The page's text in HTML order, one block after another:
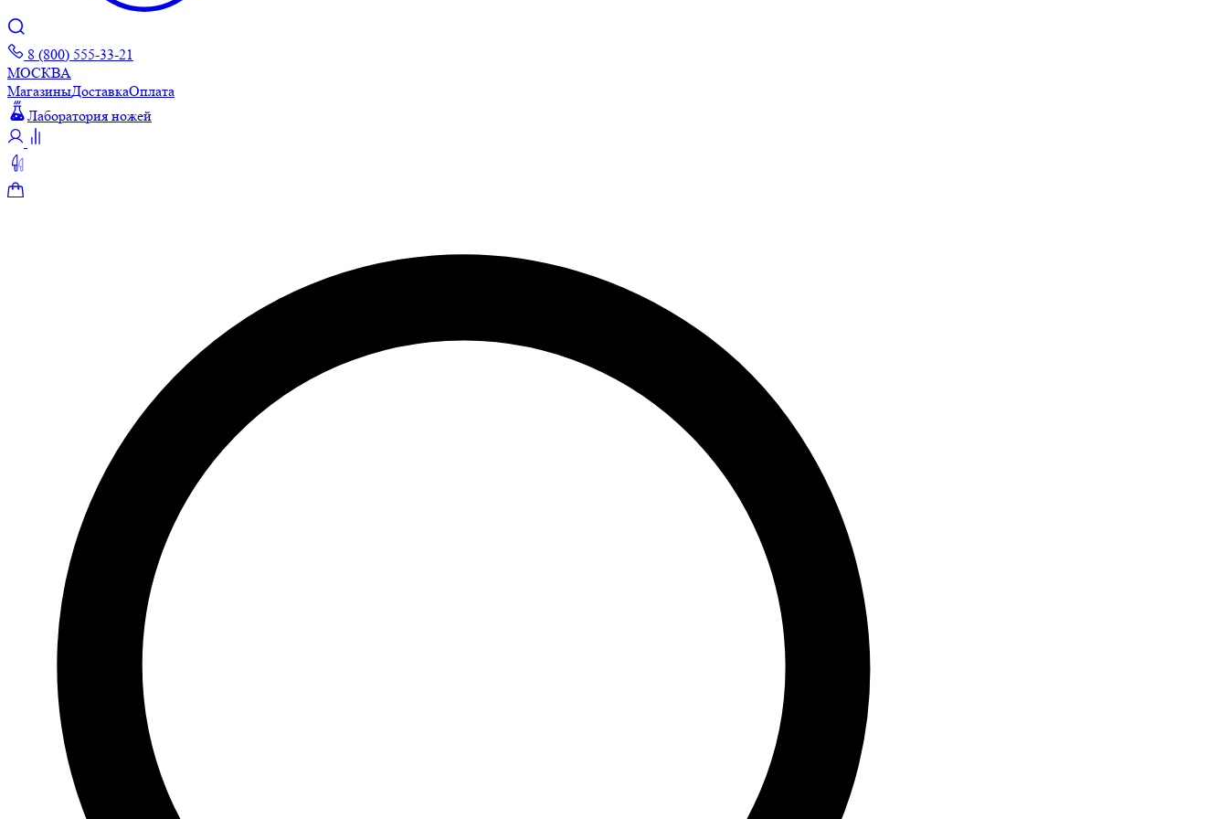
8 (800) 555-33-21
МОСКВА
МагазиныДоставкаОплата
Лаборатория ножей